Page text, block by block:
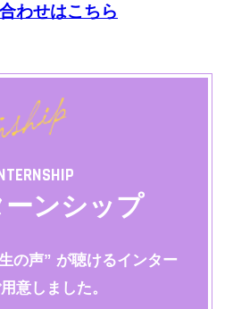
わせはこちら
ンシップ
の声” が聴けるインター
意しました。